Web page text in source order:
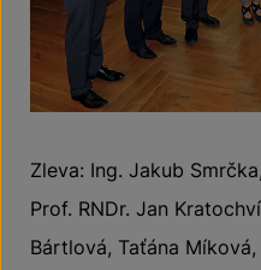
Zleva: Ing. Jakub
Prof. RNDr. Jan
Bártlová, Taťána